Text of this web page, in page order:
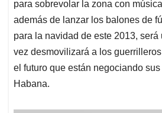
para sobrevolar la zona con
además de lanzar los balones de
para la navidad de este 2013, será
vez desmovilizará a los
el futuro que están negociando
Habana.